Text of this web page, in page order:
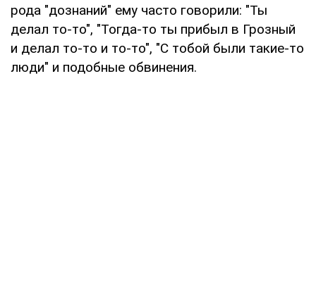
рода "дознаний" ему часто говорили: "Ты
делал то-то", "Тогда-то ты прибыл в Грозный
и делал то-то и то-то", "С тобой были такие-то
люди" и подобные обвинения.